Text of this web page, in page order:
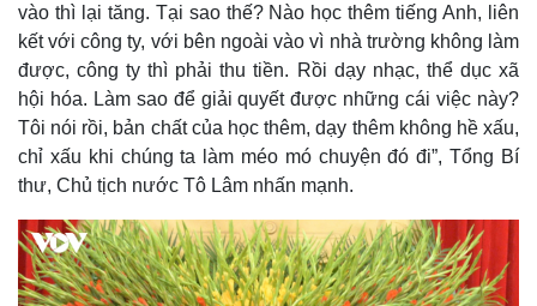
Thế giới
Quan sát
Cuộc sống đó đây
Hồ sơ
Multimedia
Video
E-Magazine
Infographic
vào thì lại tăng. Tại sao thế? Nào học thêm tiếng Anh, liên
kết với công ty, với bên ngoài vào vì nhà trường không làm
được, công ty thì phải thu tiền. Rồi dạy nhạc, thể dục xã
hội hóa. Làm sao để giải quyết được những cái việc này?
Tôi nói rồi, bản chất của học thêm, dạy thêm không hề xấu,
chỉ xấu khi chúng ta làm méo mó chuyện đó đi”, Tổng Bí
thư, Chủ tịch nước Tô Lâm nhấn mạnh.